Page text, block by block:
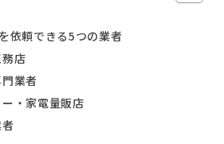
依頼できる5つの業者
店
業者
・家電量販店